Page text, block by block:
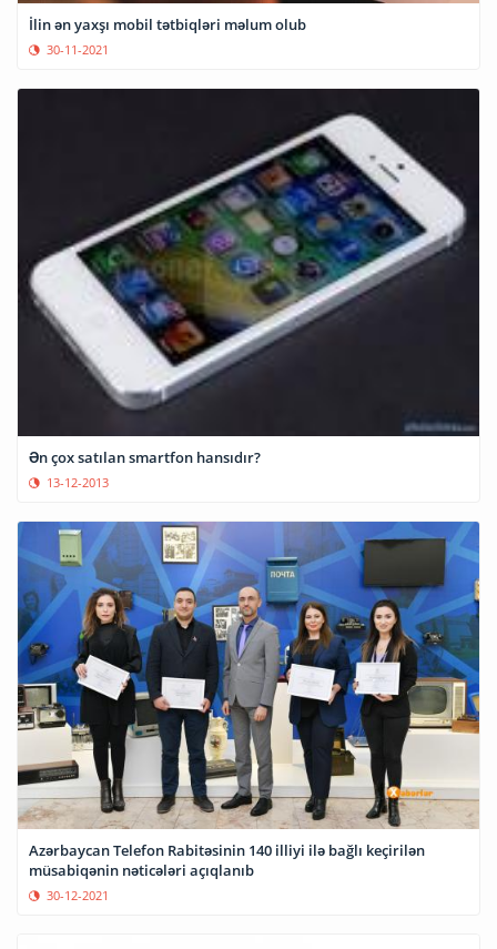
İlin ən yaxşı mobil tətbiqləri məlum olub
30-11-2021
Ən çox satılan smartfon hansıdır?
13-12-2013
Azərbaycan Telefon Rabitəsinin 140 illiyi ilə bağlı keçirilən
müsabiqənin nəticələri açıqlanıb
30-12-2021